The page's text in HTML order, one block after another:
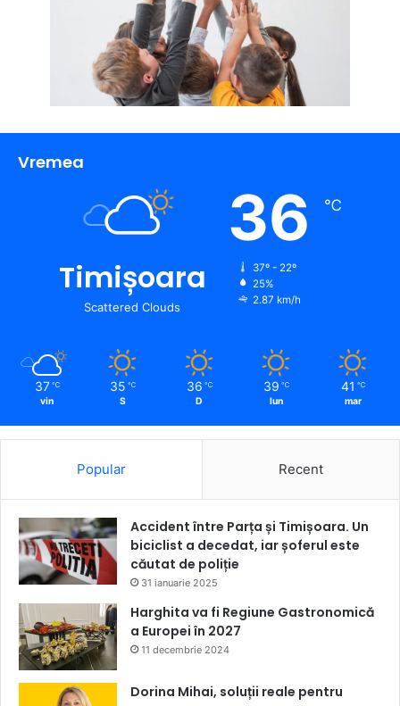
Vremea
Timișoara
Scattered Clouds
36 ℃
37º - 22º
25%
2.87 km/h
37 ℃
vin
35 ℃
S
36 ℃
D
39 ℃
lun
41 ℃
mar
Popular Recent
Accident între Parța și Timișoara. Un
biciclist a decedat, iar șoferul este
căutat de poliție
31 ianuarie 2025
Harghita va fi Regiune Gastronomică
a Europei în 2027
11 decembrie 2024
Dorina Mihai, soluții reale pentru